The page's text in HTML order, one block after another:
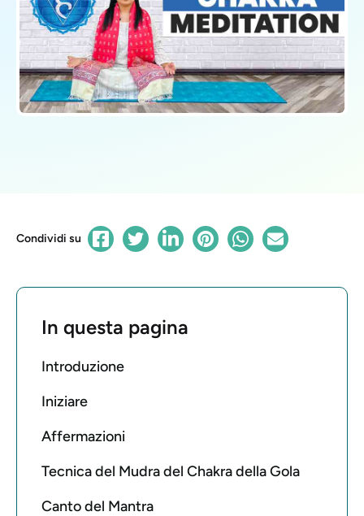
Condividi su
In questa pagina
Introduzione
Iniziare
Affermazioni
Tecnica del Mudra del Chakra della Gola
Canto del Mantra